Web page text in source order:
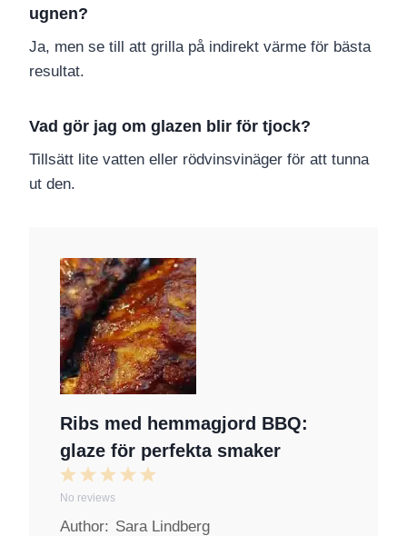
ugnen?
Ja, men se till att grilla på indirekt värme för bästa
resultat.
Vad gör jag om glazen blir för tjock?
Tillsätt lite vatten eller rödvinsvinäger för att tunna
ut den.
Ribs med hemmagjord BBQ:
glaze för perfekta smaker
5
t
4
t
3
t
2
S
t
1
S
t
No reviews
Author: Sara Lindberg